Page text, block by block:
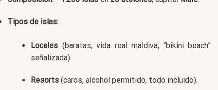
Tipos de islas:
Locales (baratas, vida real maldiva, “bikini beach”
señalizada).
Resorts (caros, alcohol permitido, todo incluido).